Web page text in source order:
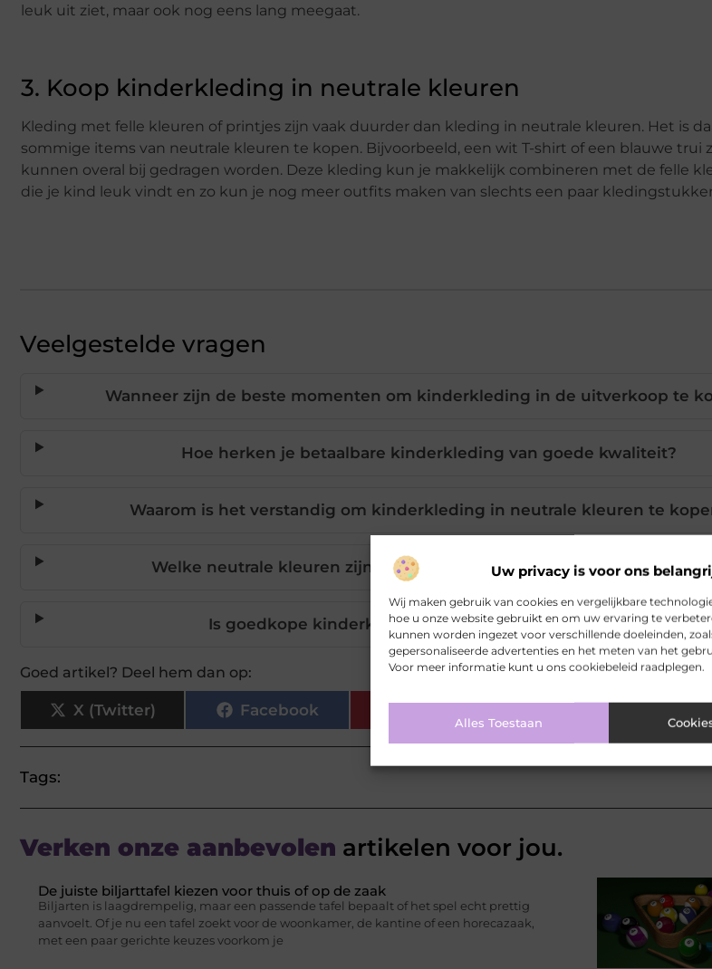
Uw privacy is voor ons
Wij maken gebruik van cookies en vergelijkbare
hoe u onze website gebruikt en om uw ervaring te
kunnen worden ingezet voor verschillende doeleinden,
gepersonaliseerde advertenties en het meten van het
Voor meer informatie kunt u ons cookiebeleid raadplegen.
Alles Toestaan
leuk uit ziet, maar ook nog eens lang meegaat.
3. Koop kinderkleding in neutrale kleuren
Kleding met felle kleuren of printjes zijn vaak duurder dan kleding in neutrale kleuren. Het is
sommige items van neutrale kleuren te kopen. Bijvoorbeeld, een wit T-shirt of een blauwe trui
kunnen overal bij gedragen worden. Deze kleding kun je makkelijk combineren met de felle
die je kind leuk vindt en zo kun je nog meer outfits maken van slechts een paar
Veelgestelde vragen
Wanneer zijn de beste momenten om kinderkleding in de uitverkoop te
Hoe herken je betaalbare kinderkleding van goede kwaliteit?
Waarom is het verstandig om kinderkleding in neutrale kleuren te
Welke neutrale kleuren zijn het meest praktisch voor kinderkleding?
Is goedkope kinderkleding altijd van slechte kwaliteit?
Goed artikel? Deel hem dan op:
X (Twitter) Facebook
Tags:
Verken onze aanbevolen artikelen voor jou.
De juiste biljarttafel kiezen voor thuis of op de zaak
Biljarten is laagdrempelig, maar een passende tafel bepaalt of het spel echt prettig
aanvoelt. Of je nu een tafel zoekt voor de woonkamer, de kantine of een horecazaak,
met een paar gerichte keuzes voorkom je